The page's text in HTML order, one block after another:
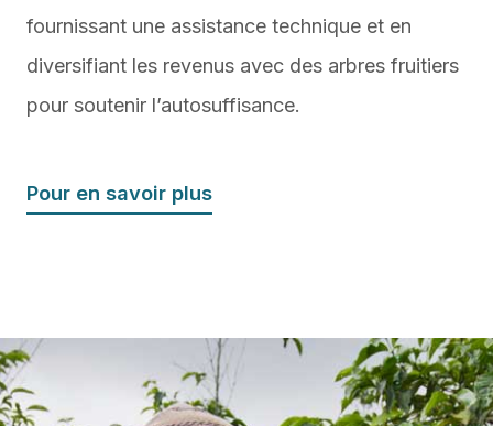
fournissant une assistance technique et en
diversifiant les revenus avec des arbres fruitiers
pour soutenir l’autosuffisance.
Pour en savoir plus